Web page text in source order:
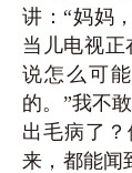
讲：“妈妈
当儿电视
说怎么可
的。”我不
出毛病了
来，都能闻